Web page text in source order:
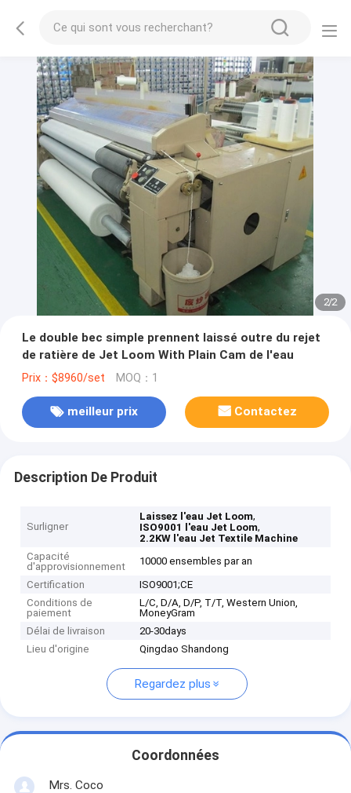
2/2
Le double bec simple prennent laissé outre du rejet
de ratière de Jet Loom With Plain Cam de l'eau
Prix：$8960/set MOQ：1
meilleur prix Contactez
Description De Produit
Surligner
Laissez l'eau Jet Loom,
ISO9001 l'eau Jet Loom,
2.2KW l'eau Jet Textile Machine
Capacité
d'approvisionnement
10000 ensembles par an
Certification
ISO9001;CE
Conditions de
paiement
L/C, D/A, D/P, T/T, Western Union,
MoneyGram
Délai de livraison
20-30days
Lieu d'origine
Qingdao Shandong
Regardez plus
Coordonnées
Mrs. Coco